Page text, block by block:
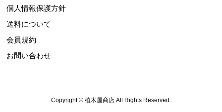
個人情報保護方針
送料について
会員規約
お問い合わせ
Copyright © 植木屋商店 All Rights Reserved.